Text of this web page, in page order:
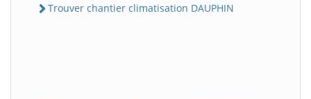
Trouver chantier climatisation DAUPHIN